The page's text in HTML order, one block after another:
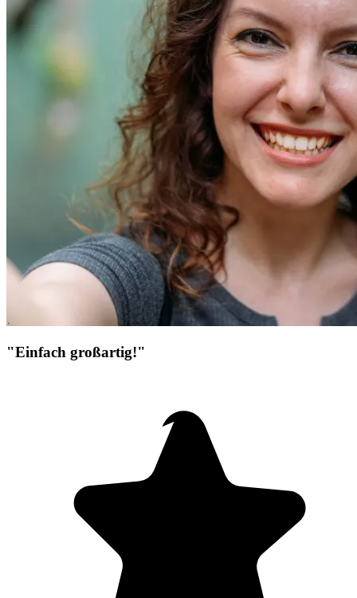
"Einfach großartig!"